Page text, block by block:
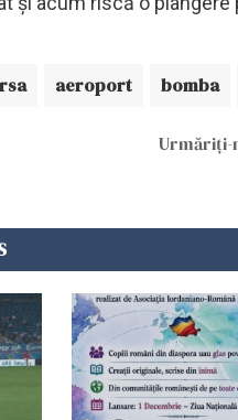
aeroport bomba
Urmăriți-